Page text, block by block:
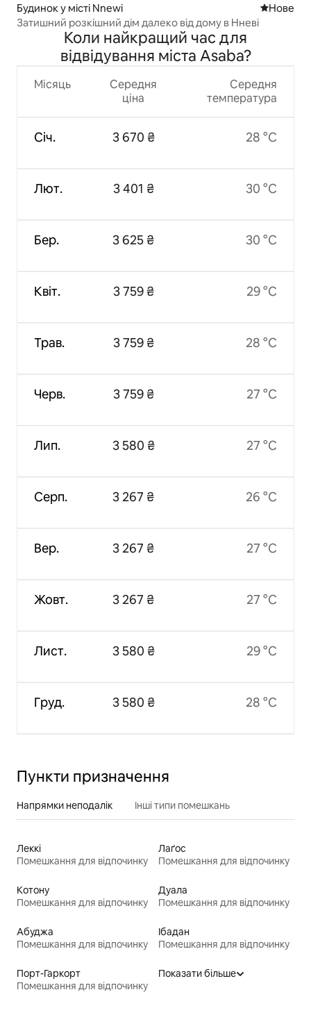
Будинок у місті Nnewi Нове
Нове
Затишний розкішний дім далеко від дому в Нневі
Коли найкращий час для
відвідування міста Asaba?
Місяць
Січ.
Лют.
Бер.
Квіт.
Трав.
Черв.
Лип.
Серп.
Вер.
Жовт.
Лист.
Груд.
Середня
ціна
3 670 ₴
3 401 ₴
3 625 ₴
3 759 ₴
3 759 ₴
3 759 ₴
3 580 ₴
3 267 ₴
3 267 ₴
3 267 ₴
3 580 ₴
3 580 ₴
Середня
температура
28 °C
30 °C
30 °C
29 °C
28 °C
27 °C
27 °C
26 °C
27 °C
27 °C
29 °C
28 °C
Пункти призначення
Напрямки неподалік Інші типи помешкань
Леккі
Помешкання для відпочинку
Лаґос
Помешкання для відпочинку
Котону
Помешкання для відпочинку
Дуала
Помешкання для відпочинку
Абуджа
Помешкання для відпочинку
Ібадан
Помешкання для відпочинку
Порт-Гаркорт
Помешкання для відпочинку
Показати більше